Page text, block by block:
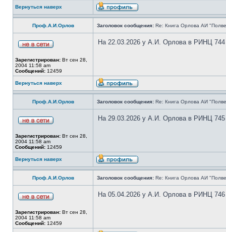
Вернуться наверх
Проф.А.И.Орлов Заголовок сообщения: Re: Книга Орлова АИ
Зарегистрирован: Вт сен 28,
2004 11:58 am
Сообщений: 12459
На 22.03.2026 у А.И. Орлова в РИНЦ 744
Вернуться наверх
Проф.А.И.Орлов Заголовок сообщения: Re: Книга Орлова АИ
Зарегистрирован: Вт сен 28,
2004 11:58 am
Сообщений: 12459
На 29.03.2026 у А.И. Орлова в РИНЦ 745
Вернуться наверх
Проф.А.И.Орлов Заголовок сообщения: Re: Книга Орлова АИ
Зарегистрирован: Вт сен 28,
2004 11:58 am
Сообщений: 12459
На 05.04.2026 у А.И. Орлова в РИНЦ 746